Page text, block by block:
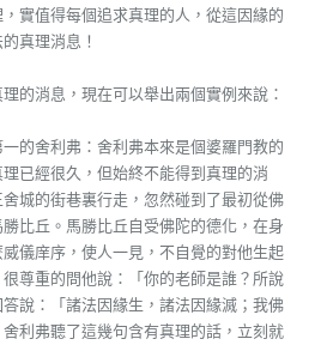
實值得每個追求真理的人，從這因緣的
真理消息！
的消息，現在可以舉出兩個實例來說：
的舍利弗：舍利弗本來是個婆羅門教的
已經很久，但始終不能得到真理的消
城的街巷裏行走，忽然碰到了最初從佛
比丘。馬勝比丘自受佛陀的德化，在身
儀庠序，使人一見，不自覺的對他生起
尊重的問他說：「你的老師是誰？所說
說：「諸法因緣生，諸法因緣滅；我佛
利弗聽了這幾句含有真理的話，立刻就